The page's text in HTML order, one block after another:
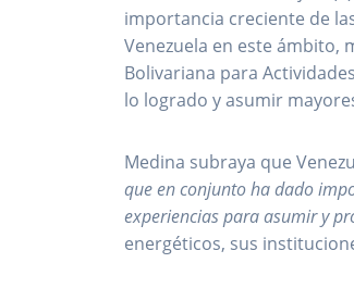
importancia creciente de
Venezuela en este ámbito,
Bolivariana para
lo logrado y asumir
Medina subraya que
que en conjunto ha dado
experiencias para asumir y
energéticos, sus